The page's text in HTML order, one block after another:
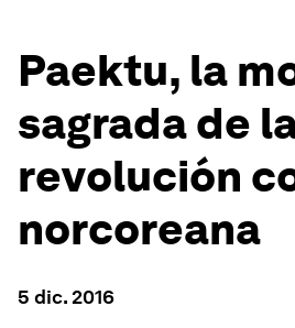
Paektu, la
sagrada de
revolución
norcoreana
5 dic. 2016